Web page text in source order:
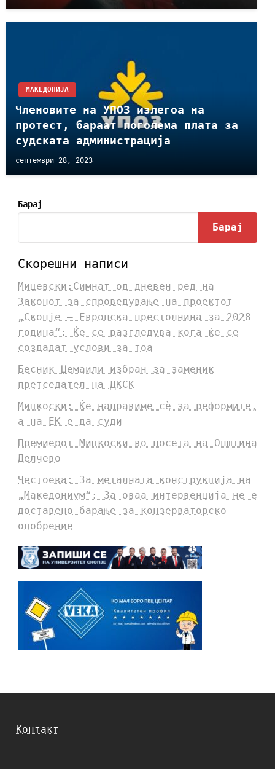
МАКЕДОНИЈА
Членовите на УПОЗ излегоа на
протест, бараат поголема плата за
судската администрација
септември 28, 2023
Барај
Барај
Скорешни написи
Мицевски:Симнат од дневен ред на
Законот за спроведување на проектот
„Скопје – Европска престолнина за 2028
година“: Ќе се разгледува кога ќе се
создадат услови за тоа
Бесник Џемаили избран за заменик
претседател на ДКСК
Мицкоски: Ќе направиме сè за реформите,
а на ЕК е да суди
Премиерот Мицкоски во посета на Општина
Делчево
Честоева: За металната конструкција на
„Македониум“: За оваа интервенција не е
доставено барање за конзерваторско
одобрение
Контакт